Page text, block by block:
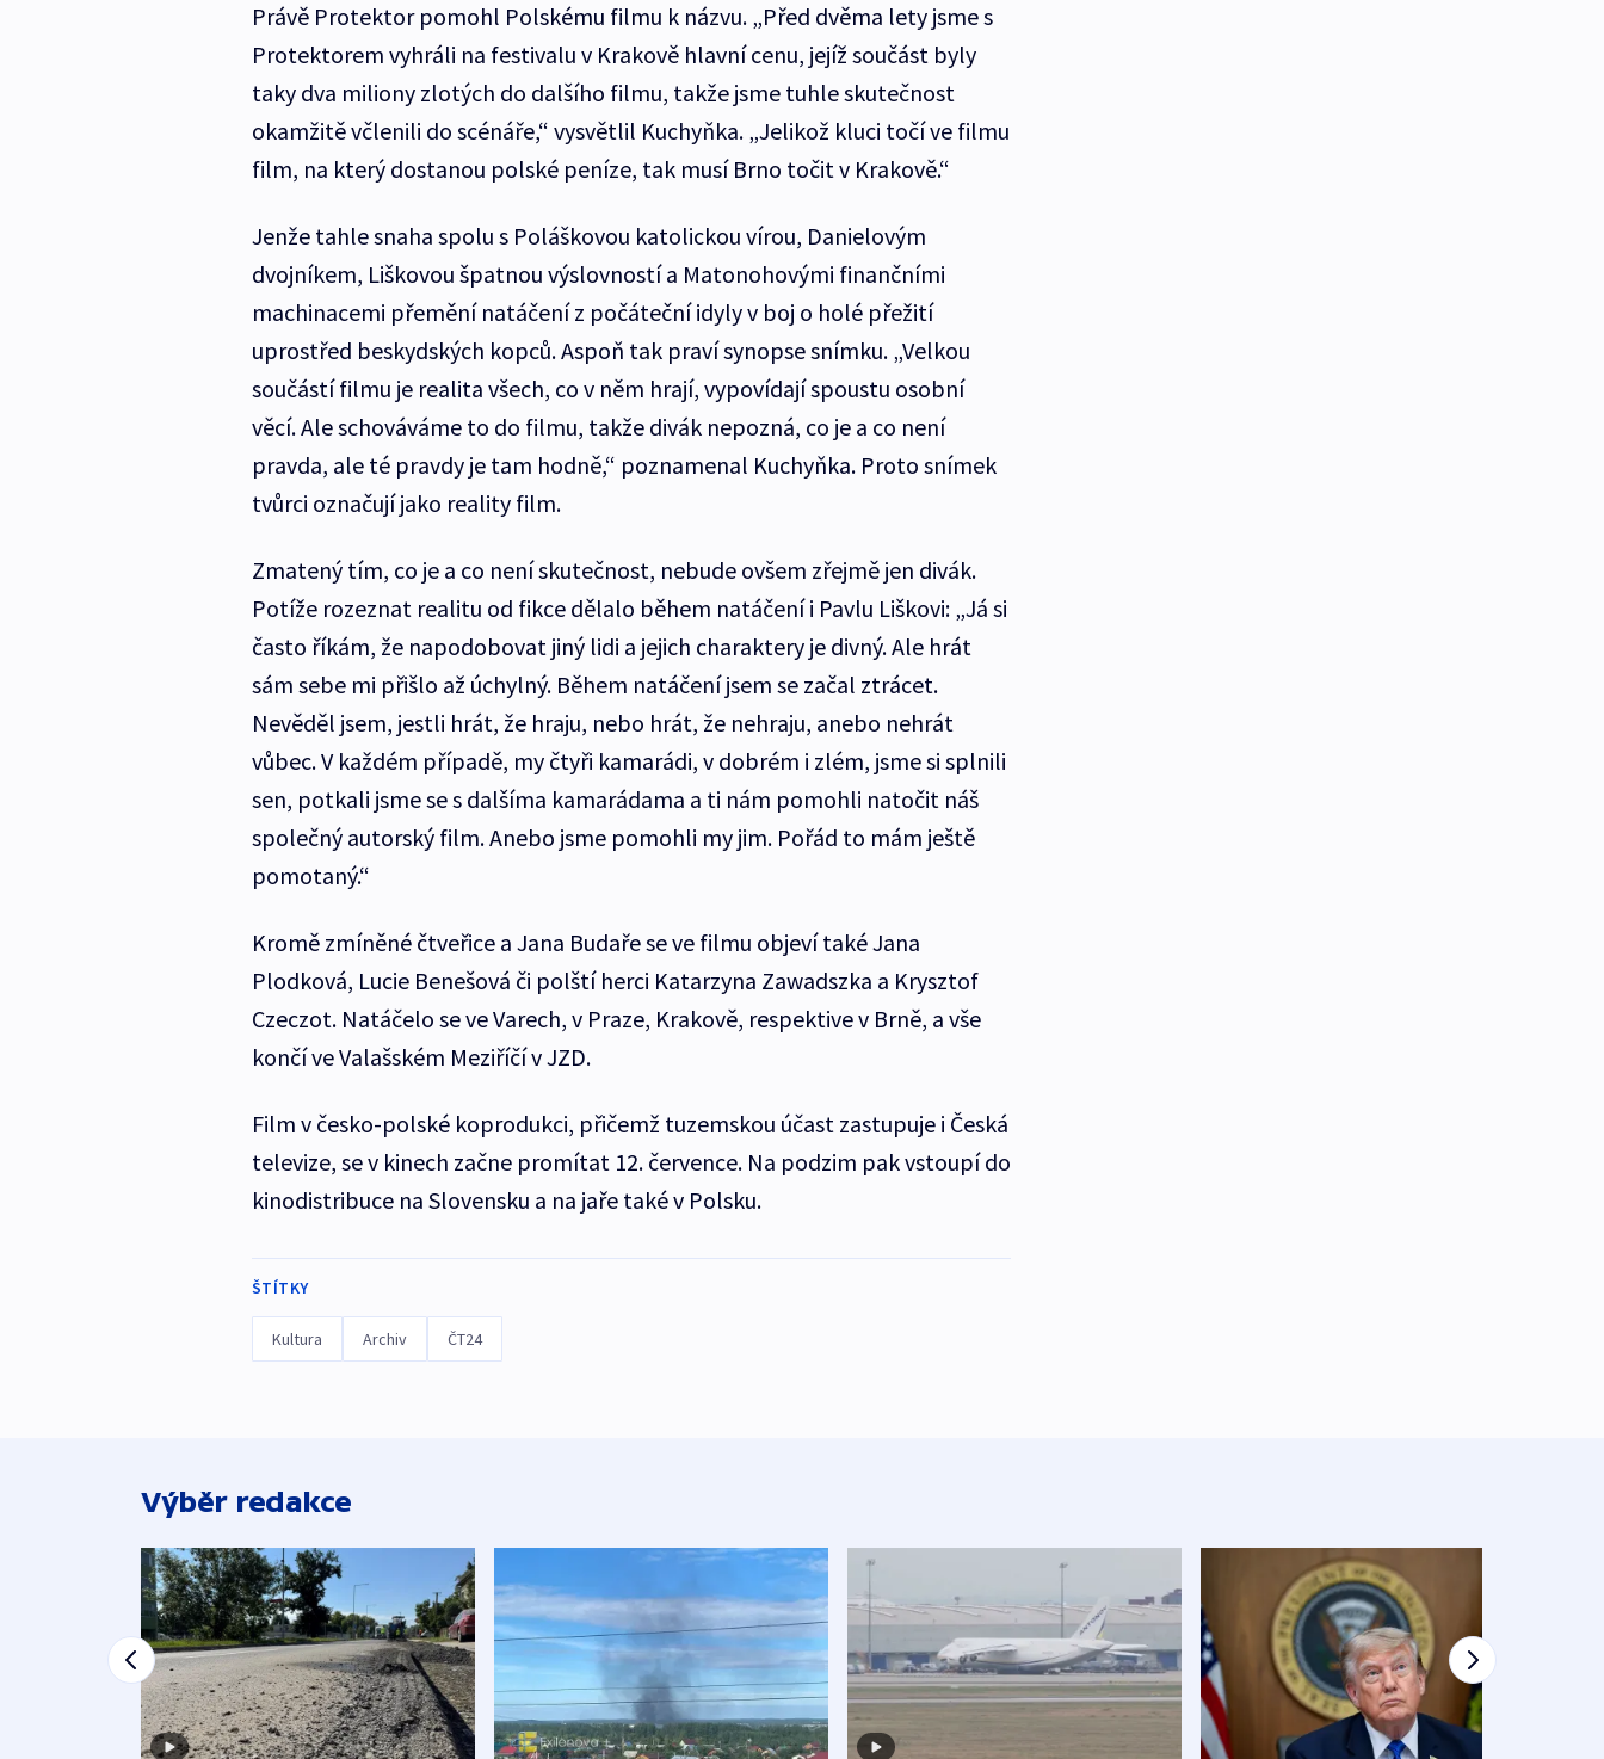
Právě Protektor pomohl Polskému filmu k názvu. „Před dvěma lety jsme s
Protektorem vyhráli na festivalu v Krakově hlavní cenu, jejíž součást byly
taky dva miliony zlotých do dalšího filmu, takže jsme tuhle skutečnost
okamžitě včlenili do scénáře,“ vysvětlil Kuchyňka. „Jelikož kluci točí ve filmu
film, na který dostanou polské peníze, tak musí Brno točit v Krakově.“
Jenže tahle snaha spolu s Poláškovou katolickou vírou, Danielovým
dvojníkem, Liškovou špatnou výslovností a Matonohovými finančními
machinacemi přemění natáčení z počáteční idyly v boj o holé přežití
uprostřed beskydských kopců. Aspoň tak praví synopse snímku. „Velkou
součástí filmu je realita všech, co v něm hrají, vypovídají spoustu osobní
věcí. Ale schováváme to do filmu, takže divák nepozná, co je a co není
pravda, ale té pravdy je tam hodně,“ poznamenal Kuchyňka. Proto snímek
tvůrci označují jako reality film.
Zmatený tím, co je a co není skutečnost, nebude ovšem zřejmě jen divák.
Potíže rozeznat realitu od fikce dělalo během natáčení i Pavlu Liškovi: „Já si
často říkám, že napodobovat jiný lidi a jejich charaktery je divný. Ale hrát
sám sebe mi přišlo až úchylný. Během natáčení jsem se začal ztrácet.
Nevěděl jsem, jestli hrát, že hraju, nebo hrát, že nehraju, anebo nehrát
vůbec. V každém případě, my čtyři kamarádi, v dobrém i zlém, jsme si splnili
sen, potkali jsme se s dalšíma kamarádama a ti nám pomohli natočit náš
společný autorský film. Anebo jsme pomohli my jim. Pořád to mám ještě
pomotaný.“
Kromě zmíněné čtveřice a Jana Budaře se ve filmu objeví také Jana
Plodková, Lucie Benešová či polští herci Katarzyna Zawadszka a Krysztof
Czeczot. Natáčelo se ve Varech, v Praze, Krakově, respektive v Brně, a vše
končí ve Valašském Meziříčí v JZD.
Film v česko-polské koprodukci, přičemž tuzemskou účast zastupuje i Česká
televize, se v kinech začne promítat 12. července. Na podzim pak vstoupí do
kinodistribuce na Slovensku a na jaře také v Polsku.
ŠTÍTKY
Kultura Archiv ČT24
Výběr redakce